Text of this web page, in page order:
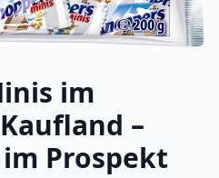
im
–
Prospekt